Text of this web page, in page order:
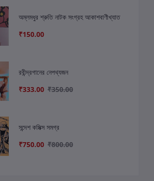
অম্লমধুর শ্রুতি নাটক সংগ্রহ আকাশবাণীখ্যাত
₹150.00
রবীন্দ্রগানের নেপথ্যজন
₹333.00 ₹350.00
সন্দেশ কমিক্স সমগ্র
₹750.00 ₹800.00